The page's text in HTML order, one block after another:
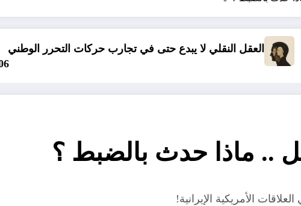
لا يبدع حتى في تجارب حركات التحرر الوطني
.. ماذا حدث بالضبط ؟
الأمريكية الإيرانية!